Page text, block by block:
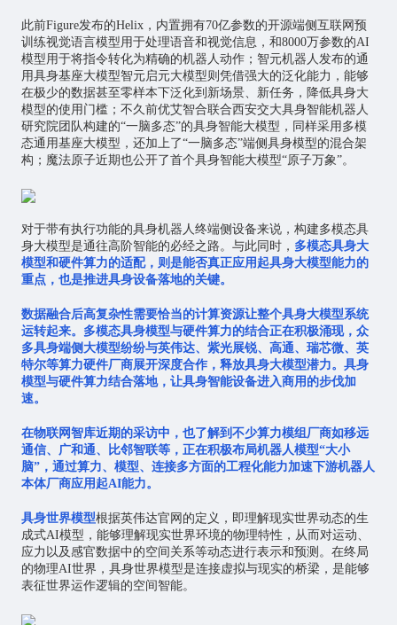
此前Figure发布的Helix，内置拥有70亿参数的开源端侧互联网预
训练视觉语言模型用于处理语音和视觉信息，和8000万参数的AI
模型用于将指令转化为精确的机器人动作；智元机器人发布的通
用具身基座大模型智元启元大模型则凭借强大的泛化能力，能够
在极少的数据甚至零样本下泛化到新场景、新任务，降低具身大
模型的使用门槛；不久前优艾智合联合西安交大具身智能机器人
研究院团队构建的“一脑多态”的具身智能大模型，同样采用多模
态通用基座大模型，还加上了“一脑多态”端侧具身模型的混合架
构；魔法原子近期也公开了首个具身智能大模型“原子万象”。
对于带有执行功能的具身机器人终端侧设备来说，构建多模态具
身大模型是通往高阶智能的必经之路。与此同时， 多模态具身大
模型和硬件算力的适配，则是能否真正应用起具身大模型能力的
重点，也是推进具身设备落地的关键。
数据融合后高复杂性需要恰当的计算资源让整个具身大模型系统
运转起来。多模态具身模型与硬件算力的结合正在积极涌现，众
多具身端侧大模型纷纷与英伟达、紫光展锐、高通、瑞芯微、英
特尔等算力硬件厂商展开深度合作，释放具身大模型潜力。具身
模型与硬件算力结合落地，让具身智能设备进入商用的步伐加
速。
在物联网智库近期的采访中，也了解到不少算力模组厂商如移远
通信、广和通、比邻智联等，正在积极布局机器人模型“大小
脑”，通过算力、模型、连接多方面的工程化能力加速下游机器人
本体厂商应用起AI能力。
具身世界模型根据英伟达官网的定义，即理解现实世界动态的生
成式AI模型，能够理解现实世界环境的物理特性，从而对运动、
应力以及感官数据中的空间关系等动态进行表示和预测。在终局
的物理AI世界，具身世界模型是连接虚拟与现实的桥梁，是能够
表征世界运作逻辑的空间智能。